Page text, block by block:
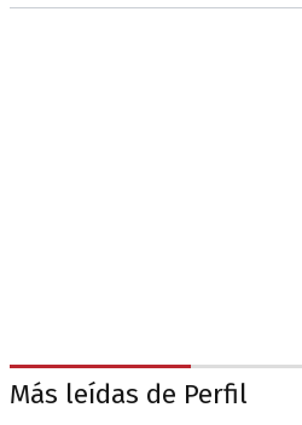
Más leídas de Perfil